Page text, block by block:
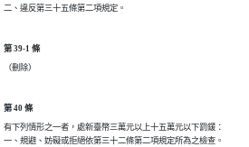
二、違反第三十五條第二項規定。
第 39-1 條
（刪除）
第 40 條
有下列情形之一者，處新臺幣三萬元以上十五萬元以下罰鍰：
一、規避、妨礙或拒絕依第三十二條第二項規定所為之檢查。